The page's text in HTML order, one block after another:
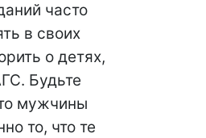
часто
в своих
о детях,
Будьте
мужчины
то, что те